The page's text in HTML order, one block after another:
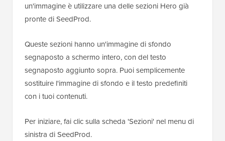
un'immagine è utilizzare una delle sezioni Hero già
pronte di SeedProd.
Queste sezioni hanno un'immagine di sfondo
segnaposto a schermo intero, con del testo
segnaposto aggiunto sopra. Puoi semplicemente
sostituire l'immagine di sfondo e il testo predefiniti
con i tuoi contenuti.
Per iniziare, fai clic sulla scheda 'Sezioni' nel menu di
sinistra di SeedProd.